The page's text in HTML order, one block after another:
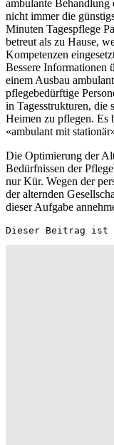
ambulante
nicht immer die
Minuten Tagespflege
betreut als zu Hause,
Kompetenzen
Bessere Informationen
einem Ausbau
pflegebedürftige
in Tagesstrukturen, die
Heimen zu pflegen. Es
«ambulant mit
Die Optimierung der
Bedürfnissen der
nur Kür. Wegen der
der alternden
dieser Aufgabe
Dieser Beitrag ist